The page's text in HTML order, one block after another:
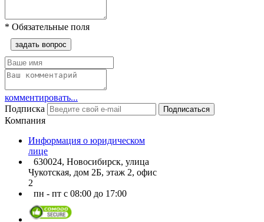
* Обязательные поля
задать вопрос
комментировать...
Подписка
Подписаться
Компания
Информация о юридическом
лице
630024, Новосибирск, улица
Чукотская, дом 2Б, этаж 2, офис
2
пн - пт с 08:00 до 17:00